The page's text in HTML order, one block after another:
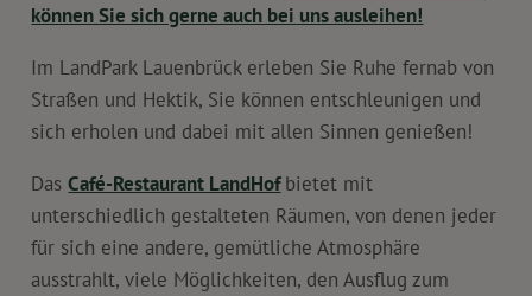
können Sie sich gerne auch bei uns ausleihen!
Im LandPark Lauenbrück erleben Sie Ruhe fernab von
Straßen und Hektik, Sie können entschleunigen und
sich erholen und dabei mit allen Sinnen genießen!
DasCafé-Restaurant LandHof bietet mit
unterschiedlich gestalteten Räumen, von denen jeder
für sich eine andere, gemütliche Atmosphäre
ausstrahlt, viele Möglichkeiten, den Ausflug zum